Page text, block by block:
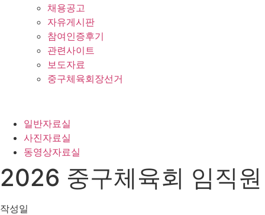
채용공고
자유게시판
참여인증후기
관련사이트
보도자료
중구체육회장선거
일반자료실
사진자료실
동영상자료실
2026 중구체육회 임직
작성일